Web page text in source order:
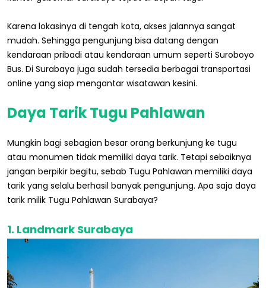
Karena lokasinya di tengah kota, akses jalannya sangat
mudah. Sehingga pengunjung bisa datang dengan
kendaraan pribadi atau kendaraan umum seperti Suroboyo
Bus. Di Surabaya juga sudah tersedia berbagai transportasi
online yang siap mengantar wisatawan kesini.
Daya Tarik Tugu Pahlawan
Mungkin bagi sebagian besar orang berkunjung ke tugu
atau monumen tidak memiliki daya tarik. Tetapi sebaiknya
jangan berpikir begitu, sebab Tugu Pahlawan memiliki daya
tarik yang selalu berhasil banyak pengunjung. Apa saja daya
tarik milik Tugu Pahlawan Surabaya?
1. Landmark Surabaya